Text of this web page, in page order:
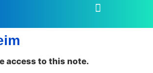
access to this note.